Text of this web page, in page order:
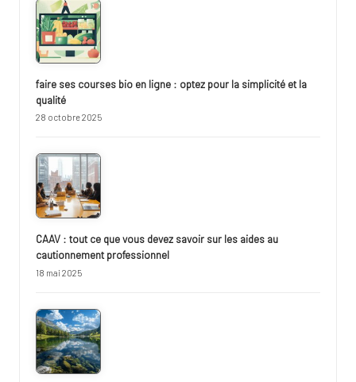
faire ses courses bio en ligne : optez pour la simplicité et la
qualité
28 octobre 2025
CAAV : tout ce que vous devez savoir sur les aides au
cautionnement professionnel
18 mai 2025